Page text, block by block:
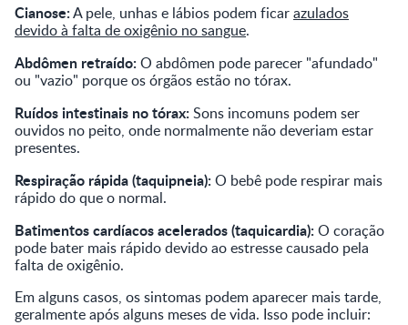
Cianose:A pele, unhas e lábios podem ficarazulados
devido à falta de oxigênio no sangue.
Abdômen retraído:O abdômen pode parecer "afundado"
ou "vazio" porque os órgãos estão no tórax.
Ruídos intestinais no tórax:Sons incomuns podem ser
ouvidos no peito, onde normalmente não deveriam estar
presentes.
Respiração rápida (taquipneia):O bebê pode respirar mais
rápido do que o normal.
Batimentos cardíacos acelerados (taquicardia):O coração
pode bater mais rápido devido ao estresse causado pela
falta de oxigênio.
Em alguns casos, os sintomas podem aparecer mais tarde,
geralmente após alguns meses de vida. Isso pode incluir: